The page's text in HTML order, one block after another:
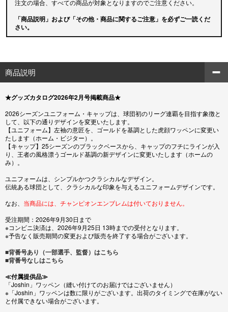
注文の場合、すべての商品が対象となりますのでご注意ください。
「商品説明」および「その他・商品に関するご注意」を必ずご一読くだ
さい。
商品説明
★グッズカタログ2026年2月号掲載商品★
2026シーズンユニフォーム・キャップは、球団初のリーグ連覇を目指す象徴と
して、以下の通りデザインを変更いたします。
【ユニフォーム】左袖の意匠を、ゴールドを基調とした虎顔ワッペンに変更い
たします（ホーム・ビジター）。
【キャップ】25シーズンのブラックベースから、キャップのフチにラインが入
り、王者の風格漂うゴールド基調の新デザインに変更いたします（ホームの
み）。
ユニフォームは、シンプルかつクラシカルなデザイン。
伝統ある球団として、クラシカルな印象を与えるユニフォームデザインです。
なお、 当商品には、チャンピオンエンブレムは付いておりません。
受注期間：2026年9月30日まで
※コンビニ決済は、2026年9月25日 13時までの受付となります。
※予告なく販売期間の変更および販売を終了する場合がございます。
■背番号あり（一部選手、監督）はこちら
■背番号なしはこちら
≪付属提供品≫
「Joshin」ワッペン（縫い付けてのお届けではございません）
※「Joshin」ワッペンは数に限りがございます。出荷のタイミングで在庫がない
と付属できない場合がございます。